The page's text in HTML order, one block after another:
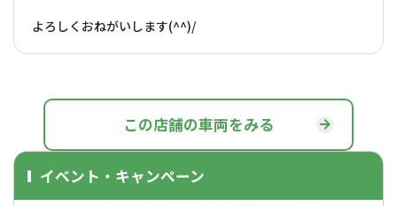
よろしくおねがいします(^^)/
この店舗の車両をみる
イベント・キャンペーン